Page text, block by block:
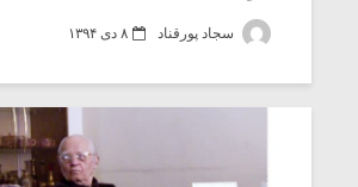
سجاد پورقناد ۸ دی ۱۳۹۴